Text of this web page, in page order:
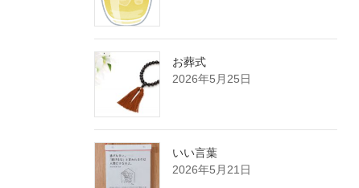
お葬式
2026年5月25日
いい言葉
2026年5月21日